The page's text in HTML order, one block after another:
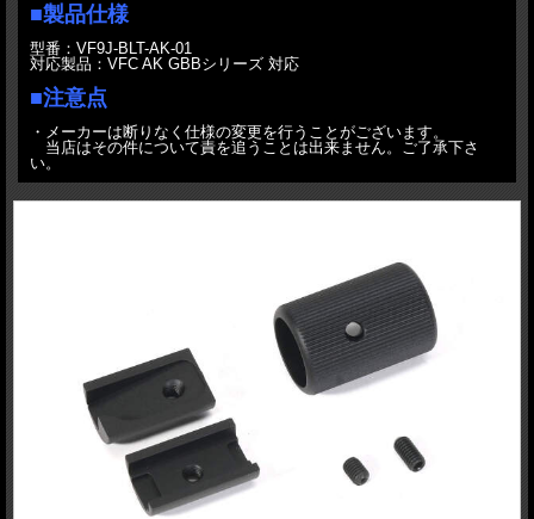
・新製品に整備他、カスタムオプションが設定されており、申し込みをされた場合
は納期は作業の分遅れます。整備納期については、製品発売時の状況によって変わ
ります。尚、その時の状況をお知りになりたい場合はお問い合わせよりご連絡くだ
さい。
・その他何か問題が生じた場合はその都度対応を決めさせて頂きたいと思います。
■製品仕様
型番：VF9J-BLT-AK-01
対応製品：VFC AK GBBシリーズ 対応
■注意点
・メーカーは断りなく仕様の変更を行うことがございます。
当店はその件について責を追うことは出来ません。ご了承下さ
い。